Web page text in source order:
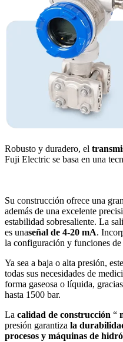
Robusto y duradero, el
Fuji Electric se basa en una
Su construcción ofrece una
además de una excelente
estabilidad sobresaliente. La
es unaseñal de 4-20 mA.
la configuración y funciones
Ya sea a baja o alta presión,
todas sus necesidades de
forma gaseosa o líquida,
hasta 1500 bar.
La calidad de construcción “
presión garantiza la
procesos y máquinas de